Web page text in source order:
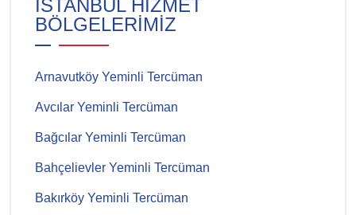
İSTANBUL HİZMET
BÖLGELERİMİZ
Arnavutköy Yeminli Tercüman
Avcılar Yeminli Tercüman
Bağcılar Yeminli Tercüman
Bahçelievler Yeminli Tercüman
Bakırköy Yeminli Tercüman